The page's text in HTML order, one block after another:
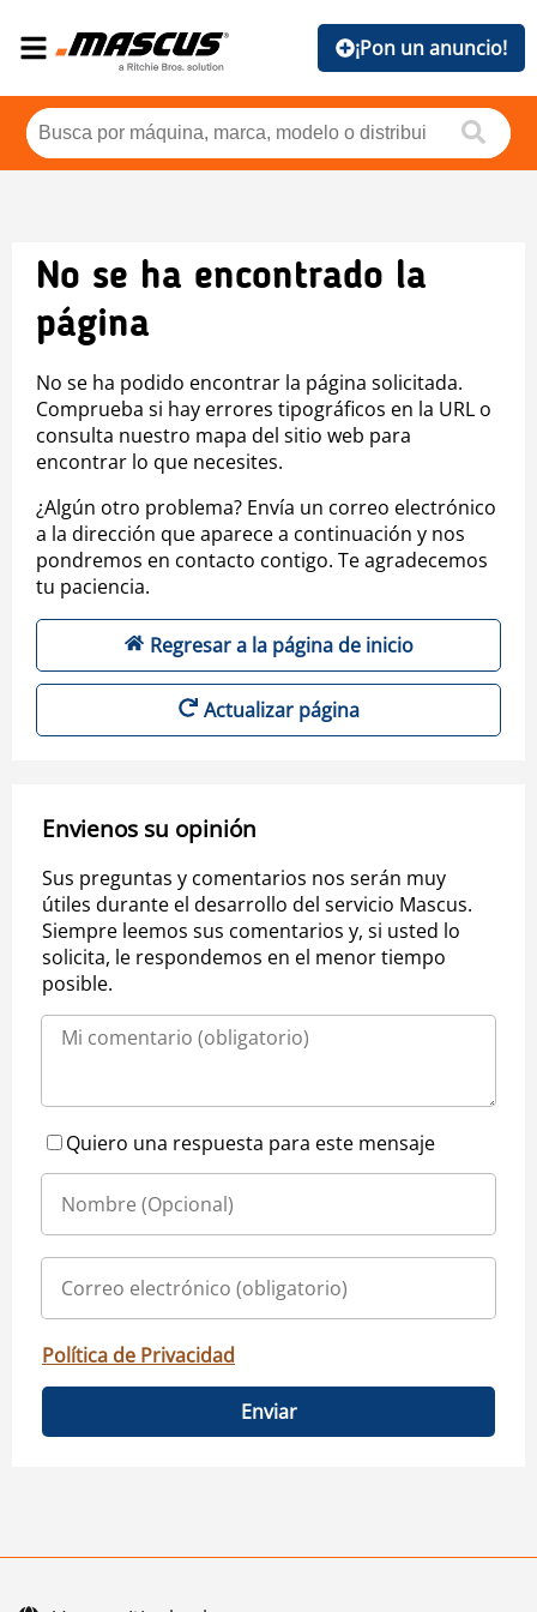
¡Pon un anuncio!
No se ha encontrado la
página
No se ha podido encontrar la página solicitada.
Comprueba si hay errores tipográficos en la URL o
consulta nuestro mapa del sitio web para
encontrar lo que necesites.
¿Algún otro problema? Envía un correo electrónico
a la dirección que aparece a continuación y nos
pondremos en contacto contigo. Te agradecemos
tu paciencia.
Regresar a la página de inicio
Actualizar página
Envienos su opinión
Sus preguntas y comentarios nos serán muy
útiles durante el desarrollo del servicio Mascus.
Siempre leemos sus comentarios y, si usted lo
solicita, le respondemos en el menor tiempo
posible.
Quiero una respuesta para este mensaje
Política de Privacidad
Enviar